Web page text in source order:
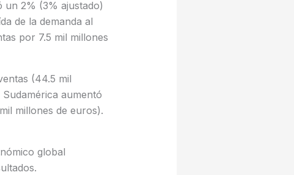
un 2% (3% ajustado)
de la demanda al
por 7.5 mil millones
(44.5 mil
aumentó
millones de euros).
global